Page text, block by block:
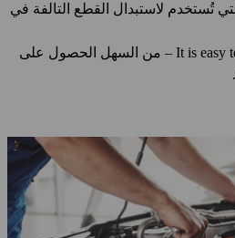
تُستخدم لاستبدال القطع التالفة في
It is easy to get spare parts for new cars – من السهل الحصول على